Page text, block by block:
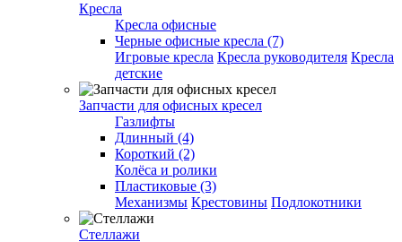
Кресла
Кресла офисные
Черные офисные кресла (7)
Игровые кресла Кресла руководителя Кресла
детские
Запчасти для офисных кресел
Газлифты
Длинный (4)
Короткий (2)
Колёса и ролики
Пластиковые (3)
Механизмы Крестовины Подлокотники
Стеллажи